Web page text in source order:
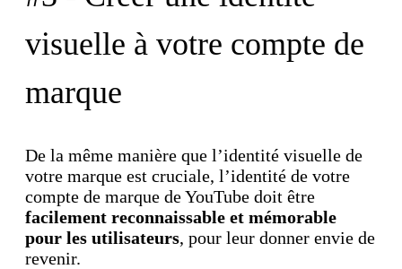
visuelle à votre compte de
marque
De la même manière que l’identité visuelle de
votre marque est cruciale, l’identité de votre
compte de marque de YouTube doit être
facilement reconnaissable et mémorable
pour les utilisateurs, pour leur donner envie de
revenir.